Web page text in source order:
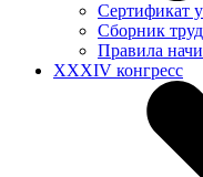
Сертификат
Сборник
Правила
XXXIV конгресс